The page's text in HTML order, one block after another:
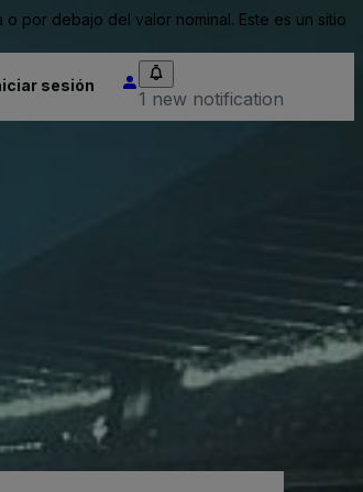
por debajo del valor nominal. Este es un sitio
sesión
1 new notification